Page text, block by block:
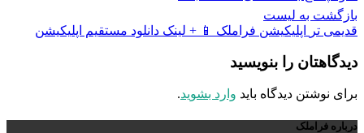
بازگشت به لیست
قدیمی تر
اپلیکیشن فراملک 📱 + لینک دانلود مستقیم اپلیکیشن
دیدگاهتان را بنویسید
برای نوشتن دیدگاه باید وارد بشوید.
درباره فراملک